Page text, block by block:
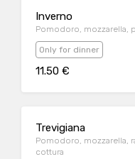
Inverno
Pomodoro, mozzarella,
Only for dinner
11.50 €
Trevigiana
Pomodoro, mozzarella,
cottura